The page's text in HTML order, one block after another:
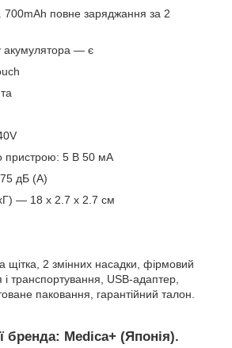
700mAh повне заряджання за 2
акумулятора — є
пристрою: 5 В 50 мА
дБ (A)
— 18 х 2.7 х 2.7 см
щітка, 2 змінних насадки, фірмовий
і транспортування, USB-адаптер,
паковання, гарантійний талон.
бренда: Medica+ (Японія).